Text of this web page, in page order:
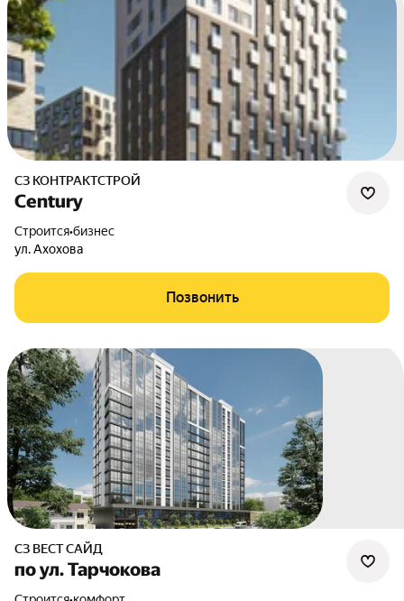
СЗ КОНТРАКТСТРОЙ
Сentury
Строится•бизнес
ул. Ахохова
Позвонить
СЗ ВЕСТ САЙД
по ул. Тарчокова